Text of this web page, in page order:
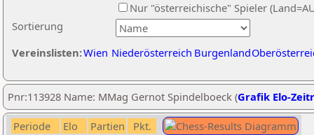
Sortierung
Nur "österreichische" Spieler
Vereinslisten:Wien Niederösterreich Burgenland
Pnr:113928 Name: MMag Gernot Spindelboeck (Grafik Elo-
Periode Elo Partien
Pkt.